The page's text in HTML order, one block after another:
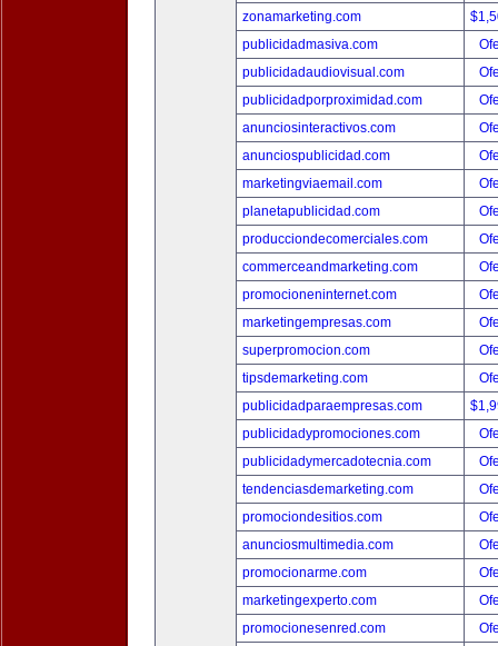
zonamarketing.com
publicidadmasiva.com
publicidadaudiovisual.com
publicidadporproximidad.com
anunciosinteractivos.com
anunciospublicidad.com
marketingviaemail.com
planetapublicidad.com
producciondecomerciales.com
commerceandmarketing.com
promocioneninternet.com
marketingempresas.com
superpromocion.com
tipsdemarketing.com
publicidadparaempresas.com
publicidadypromociones.com
publicidadymercadotecnia.com
tendenciasdemarketing.com
promociondesitios.com
anunciosmultimedia.com
promocionarme.com
marketingexperto.com
promocionesenred.com